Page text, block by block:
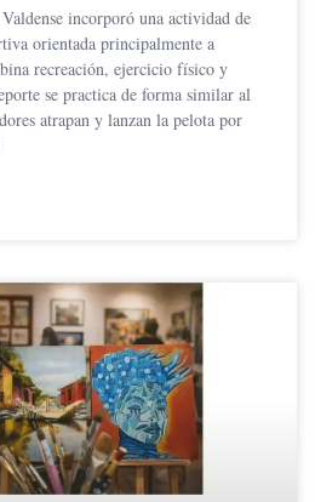
incorporó una actividad de
orientada principalmente a
recreación, ejercicio físico y
se practica de forma similar al
atrapan y lanzan la pelota por